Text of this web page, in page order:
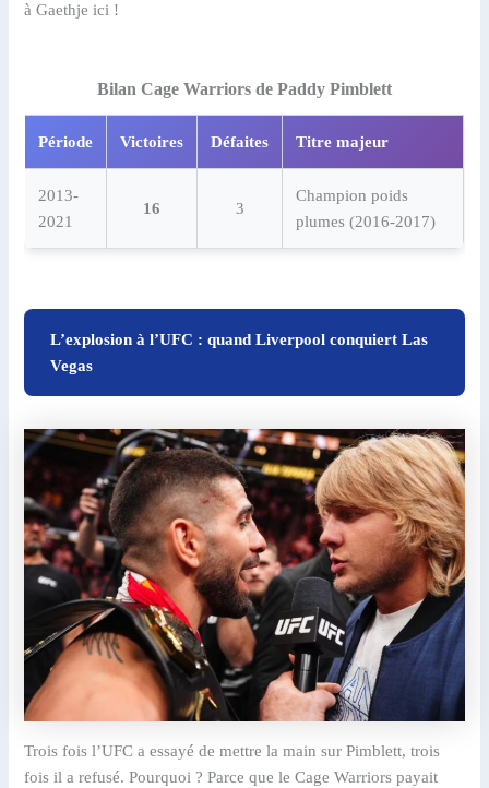
à Gaethje ici !
Bilan Cage Warriors de Paddy Pimblett
Période Victoires Défaites Titre majeur
2013-
2021
16 3
Champion poids
plumes (2016-2017)
L’explosion à l’UFC : quand Liverpool conquiert Las
Vegas
Trois fois l’UFC a essayé de mettre la main sur Pimblett, trois
fois il a refusé. Pourquoi ? Parce que le Cage Warriors payait